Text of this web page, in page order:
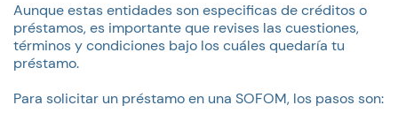
Aunque estas entidades son especificas de créditos o
préstamos, es importante que revises las cuestiones,
términos y condiciones bajo los cuáles quedaría tu
préstamo.
Para solicitar un préstamo en una SOFOM, los pasos son: